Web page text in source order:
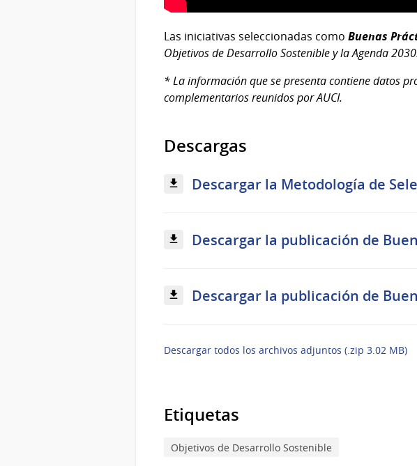
Las iniciativas seleccionadas como Buenas
Objetivos de Desarrollo Sostenible y la Agenda
* La información que se presenta contiene datos
complementarios reunidos por AUCI.
Descargas
Descargar la Metodología de
Descargar la publicación de
Descargar la publicación de
Descargar todos los archivos adjuntos (.zip 3.02 MB)
Etiquetas
Objetivos de Desarrollo Sostenible